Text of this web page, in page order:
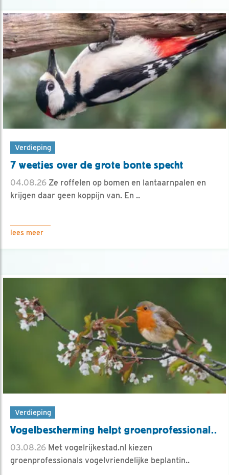
Verdieping
7 weetjes over de grote bonte specht
04.08.26 Ze roffelen op bomen en lantaarnpalen en
krijgen daar geen koppijn van. En ..
lees meer
Verdieping
Vogelbescherming helpt groenprofessional..
03.08.26 Met vogelrijkestad.nl kiezen
groenprofessionals vogelvriendelijke beplantin..